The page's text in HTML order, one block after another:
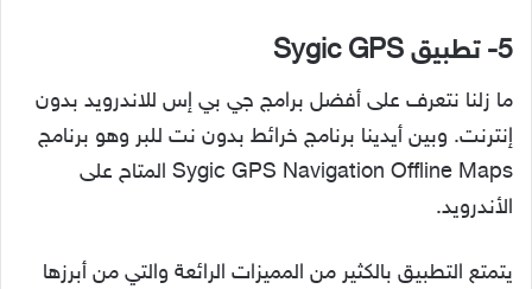
5- تطبيق Sygic GPS
ما زلنا نتعرف على أفضل برامج جي بي إس للاندرويد بدون
إنترنت. وبين أيدينا برنامج خرائط بدون نت للبر وهو برنامج
Sygic GPS Navigation Offline Maps‏ المتاح على
الأندرويد.
يتمتع التطبيق بالكثير من المميزات الرائعة والتي من أبرزها